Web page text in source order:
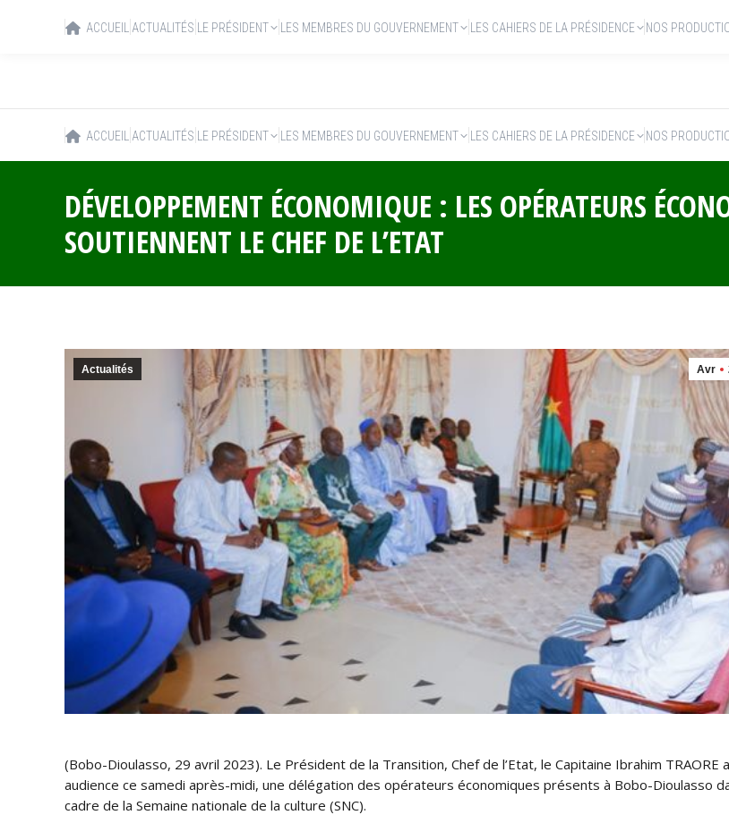
ACCUEIL ACTUALITÉS LE PRÉSIDENT LES MEMBRES DU GOUVERNEMENT LES CAHIERS DE LA PRÉSIDENCE NOS
DÉVELOPPEMENT ÉCONOMIQUE : LES OPÉRATEURS
SOUTIENNENT LE CHEF DE L’ETAT
Avr
Actualités
(Bobo-Dioulasso, 29 avril 2023). Le Président de la Transition, Chef de l’Etat, le Capitaine Ibrahim TRAORE
audience ce samedi après-midi, une délégation des opérateurs économiques présents à Bobo-Dioulasso
cadre de la Semaine nationale de la culture (SNC).
ACCUEIL ACTUALITÉS LE PRÉSIDENT LES MEMBRES DU GOUVERNEMENT LES CAHIERS DE LA PRÉSIDENCE NOS